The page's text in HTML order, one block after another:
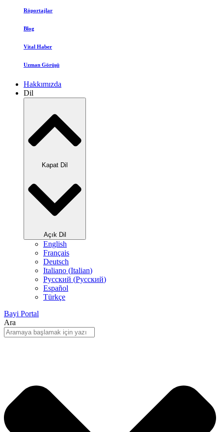
Röportajlar
Blog
Vital Haber
Uzman Görüşü
Hakkımızda
Dil
Kapat Dil
Açık Dil
English
Français
Deutsch
Italiano (Italian)
Русский (Pусский)
Español
Türkçe
Bayi Portal
Ara